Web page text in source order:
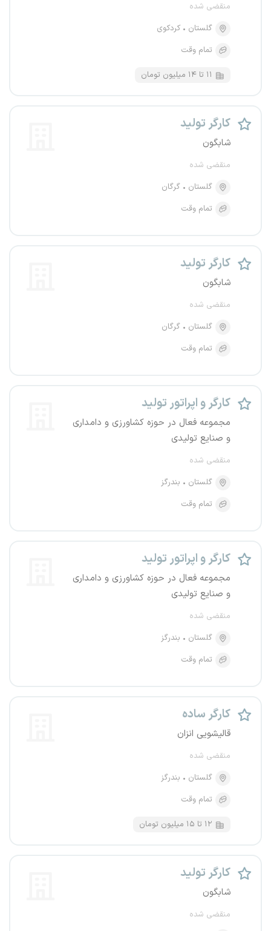
منقضی شده
گلستان
کردکوی
تمام وقت
۱۱ تا ۱۴ میلیون تومان
کارگر تولید
شابگون
منقضی شده
گلستان
گرگان
تمام وقت
کارگر تولید
شابگون
منقضی شده
گلستان
گرگان
تمام وقت
کارگر و اپراتور تولید
مجموعه فعال در حوزه کشاورزی و دامداری
و صنایع تولیدی
منقضی شده
گلستان
بندرگز
تمام وقت
کارگر و اپراتور تولید
مجموعه فعال در حوزه کشاورزی و دامداری
و صنایع تولیدی
منقضی شده
گلستان
بندرگز
تمام وقت
کارگر ساده
قالیشویی انزان
منقضی شده
گلستان
بندرگز
تمام وقت
۱۲ تا ۱۵ میلیون تومان
کارگر تولید
شابگون
منقضی شده